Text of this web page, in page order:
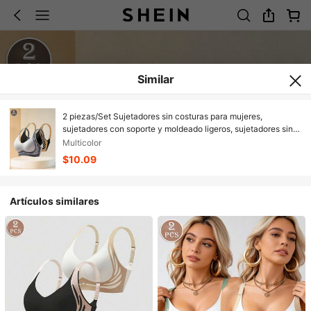
Similar
2 piezas/Set Sujetadores sin costuras para mujeres,
sujetadores con soporte y moldeado ligeros, sujetadores sin
costuras con soporte suave, sujetadores ligeros, sujetadores
con moldeado de busto, sujetadores de lencería sexy,
adecuados para busto grande con soporte lateral, ajustables
Multicolor
$10.09
Artículos similares